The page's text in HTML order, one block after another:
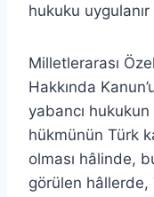
hukuku
Milletlerarası
Hakkında
yabancı
hükmünün Türk
olması hâlinde,
görülen hâllerde,